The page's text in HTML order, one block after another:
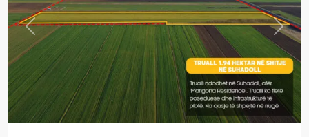
Previous Next